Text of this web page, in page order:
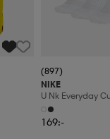
(897)
NIKE
U Nk Everyday
3pr
169:-